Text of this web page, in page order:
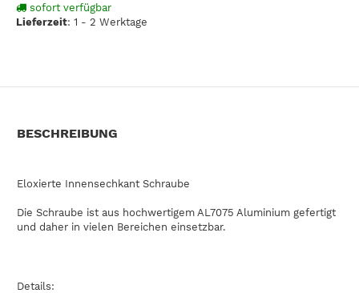
sofort verfügbar
Lieferzeit: 1 - 2 Werktage
BESCHREIBUNG
Eloxierte Innensechkant Schraube
Die Schraube ist aus hochwertigem AL7075 Aluminium gefertigt
und daher in vielen Bereichen einsetzbar.
Details: